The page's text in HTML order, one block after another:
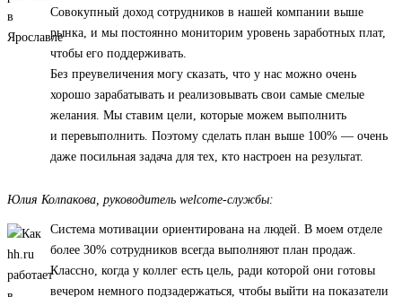
Совокупный доход сотрудников в нашей компании выше
рынка, и мы постоянно мониторим уровень заработных плат,
чтобы его поддерживать.
Без преувеличения могу сказать, что у нас можно очень
хорошо зарабатывать и реализовывать свои самые смелые
желания. Мы ставим цели, которые можем выполнить
и перевыполнить. Поэтому сделать план выше 100% — очень
даже посильная задача для тех, кто настроен на результат.
Юлия Колпакова, руководитель welcome-службы:
Система мотивации ориентирована на людей. В моем отделе
более 30% сотрудников всегда выполняют план продаж.
Классно, когда у коллег есть цель, ради которой они готовы
вечером немного подзадержаться, чтобы выйти на показатели